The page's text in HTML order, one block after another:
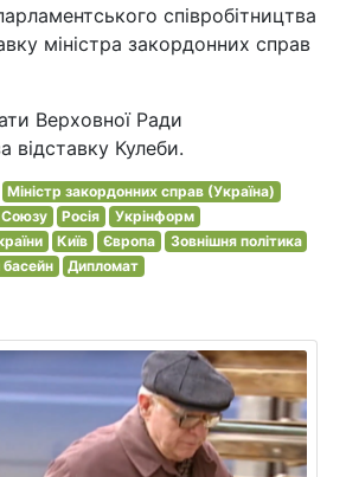
співробітництва
міністра закордонних справ
Верховної Ради
відставку Кулеби.
Міністр закордонних справ (Україна)
Союзу
Росія
Укрінформ
Київ Європа
Зовнішня політика
басейн
Дипломат